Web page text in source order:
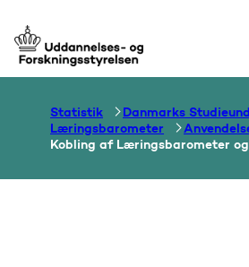
Gå til forsiden
Statistik
Læringsbarometer
Kobling af Læringsbarometer